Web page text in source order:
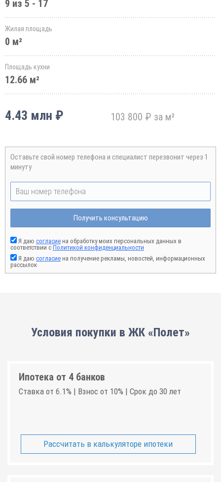
9 из 5 - 17
Жилая площадь
0 м²
Площадь кухни
12.66 м²
4.43 млн ₽ 103 800 ₽ за м²
Оставьте свой номер телефона и специалист перезвонит через 1
минуту
Получить консультацию
Я даю согласие на обработку моих персональных данных в
соответствии с Политикой конфиденциальности
Я даю согласие на получение рекламы, новостей, информационных
рассылок
Условия покупки в ЖК «Полет»
Ипотека от 4 банков
Ставка от 6.1% | Взнос от 10% | Срок до 30 лет
Рассчитать в калькуляторе ипотеки